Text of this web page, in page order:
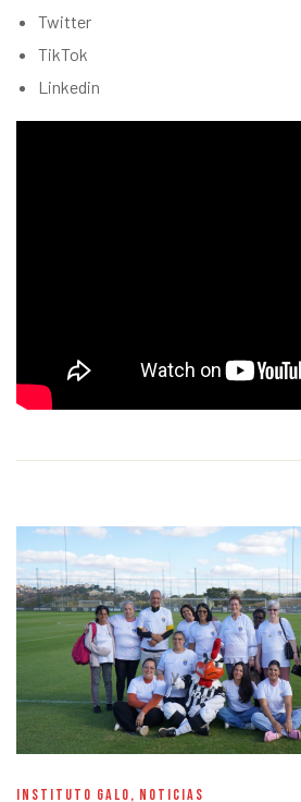
Twitter
TikTok
Linkedin
INSTITUTO GALO, NOTICIAS